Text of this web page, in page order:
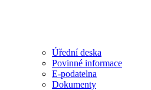
Úřední deska
Povinné informace
E-podatelna
Dokumenty